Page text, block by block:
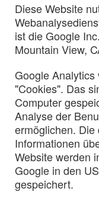
Diese Website
ist die Google
Mountain View,
Google
"Cookies". Das
Computer
Analyse der
ermöglichen.
Informationen
Website werden
Google in den
gespeichert.